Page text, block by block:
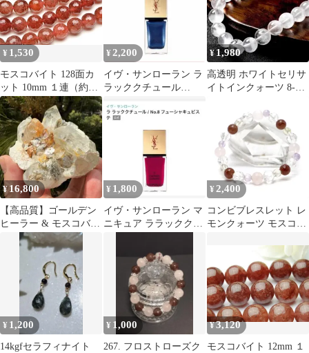
¥ 1,530
モスコバイト 128面カ
ット 10mm １連（約３
８ｃｍ） パワーストー
ン 天然石 _R5380-10
¥ 2,200
イヴ・サンローラン ラ
ラッククチュール
¥1,980
高透明 ホワイトセリサ
イトインクォーツ 8-
¥ 16,800
【高品質】ゴールデン
ヒーラー & モスコバイ
ト スカルドゥ360gヒマ
ラヤ水晶
¥ 1,800
イヴ・サンローラン マ
ニキュア ララッククチ
¥ 2,400
コンビブレスレット レ
モンクォーツ モスコバ
¥ 1,200
14kgfセラフィナイト
¥ 1,000
267. フロストローズク
¥3,120
モスコバイト 12mm １